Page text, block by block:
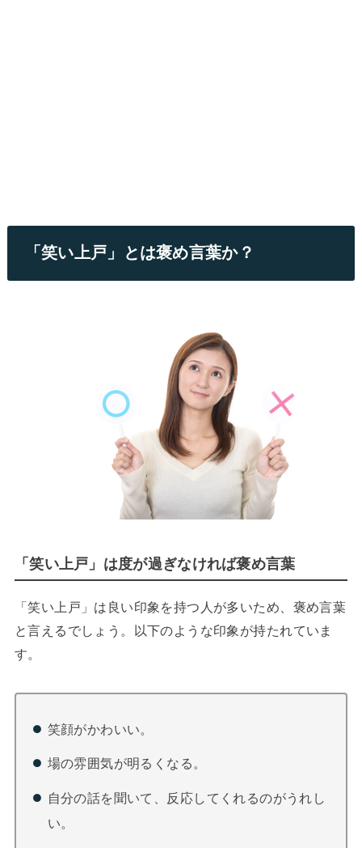
「笑い上戸」とは褒め言葉か？
「笑い上戸」は度が過ぎなければ褒め言葉
「笑い上戸」は良い印象を持つ人が多いため、褒め言葉
と言えるでしょう。以下のような印象が持たれていま
す。
笑顔がかわいい。
場の雰囲気が明るくなる。
自分の話を聞いて、反応してくれるのがうれし
い。